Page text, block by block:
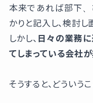
本来であれば部下、
かりと記入し、検討
しかし、 日々の業務に
てしまっている会社
そうすると、どういう